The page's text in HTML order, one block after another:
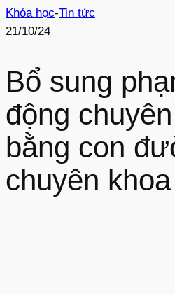
Khóa học-Tin tức
21/10/24
Bổ sung
động
bằng con
chuyên